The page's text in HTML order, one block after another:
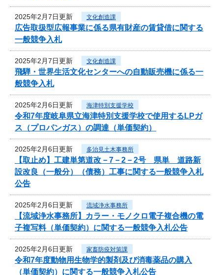
2025年2月7日更新 文化創造課
広告取扱型広報事業に係る県有財産の賃貸借に関する
一般競争入札
2025年2月7日更新 文化創造課
飛騨・世界生活文化センターへの自動販売機に係る一
般競争入札
2025年2月6日更新 海津特別支援学校
令和7年度岐阜県立海津特別支援学校で使用するLPガ
ス（プロパンガス）の調達（単価契約）
2025年2月6日更新 多治見土木事務所
【取止め】工建単第道改－7－2－2号 県単 道路新
設改良（一般分）（債務）工事に関する一般競争入札
公告
2025年2月6日更新 流域浄水事務所
【流域浄水事務所】カラー・モノクロ電子複合機の電
子複写料（単価契約）に関する一般競争入札公告
2025年2月6日更新 家畜防疫対策課
令和7年度動物用生物学的製剤及び消毒薬品の購入
（単価契約）に関する一般競争入札公告